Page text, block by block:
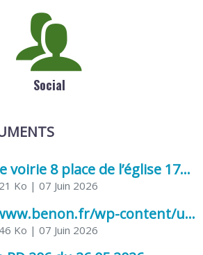
Social
Arrêté de voirie 8 place de l’église 17170 Benon
Ko | 07 Juin 2026
https://www.benon.fr/wp-content/uploads/2026/06/AR-Voirie-Chemin-de-Lafond-du-26-05-2026.pdf
Ko | 07 Juin 2026